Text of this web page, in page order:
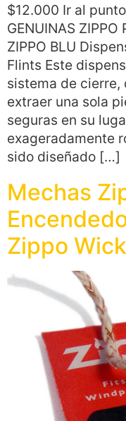
$12.000 Ir al
GENUINAS ZIPPO
ZIPPO BLU
Flints Este
sistema de cierre,
extraer una sola
seguras en su
exageradamente
sido diseñado […]
Mechas
Zippo Wick